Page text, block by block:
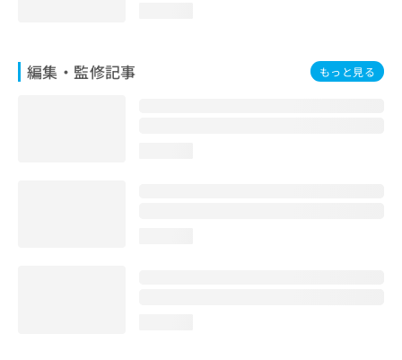
編集・監修記事 もっと見る